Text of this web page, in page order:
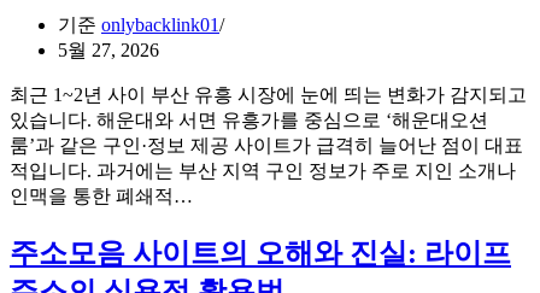
소
TV
을
때,
라
스
티
로
듀
기준 onlybacklink01
5월 27, 2026
최근 1~2년 사이 부산 유흥 시장에 눈에 띄는 변화가 감지되고
있습니다. 해운대와 서면 유흥가를 중심으로 ‘해운대오션
룸’과 같은 구인·정보 제공 사이트가 급격히 늘어난 점이 대표
적입니다. 과거에는 부산 지역 구인 정보가 주로 지인 소개나
인맥을 통한 폐쇄적…
대
룸
주소모음 사이트의 오해와 진실: 라이프